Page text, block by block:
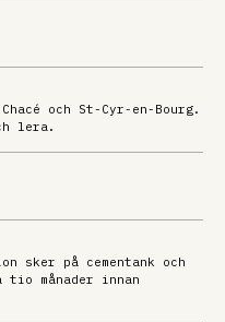
och St-Cyr-en-Bourg.
lera.
sker på cementank och
tio månader innan